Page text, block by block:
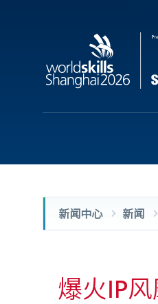
新闻中心 新闻
爆火IP